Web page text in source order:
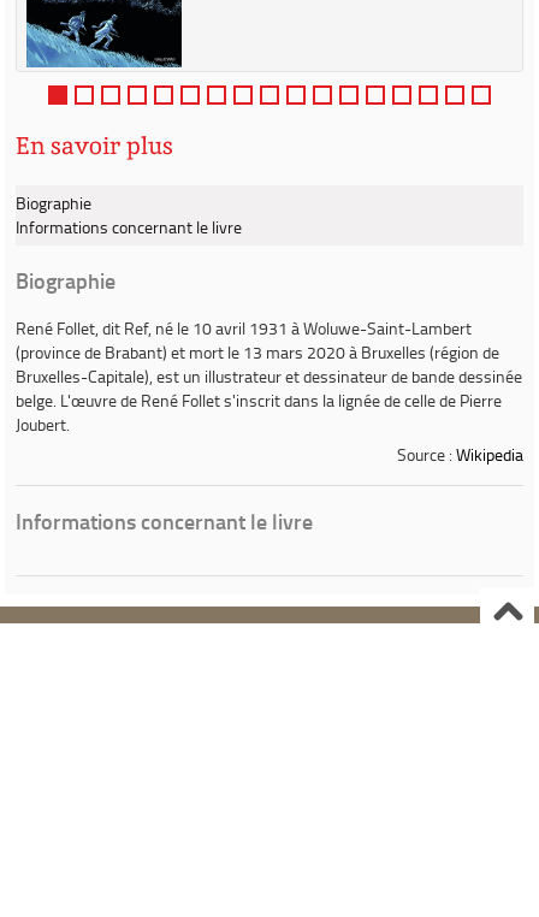
En savoir plus
Biographie
Informations concernant le livre
Biographie
René Follet, dit Ref, né le 10 avril 1931 à Woluwe-Saint-Lambert
(province de Brabant) et mort le 13 mars 2020 à Bruxelles (région de
Bruxelles-Capitale), est un illustrateur et dessinateur de bande dessinée
belge. L'œuvre de René Follet s'inscrit dans la lignée de celle de Pierre
Joubert.
Source : Wikipedia
Informations concernant le livre